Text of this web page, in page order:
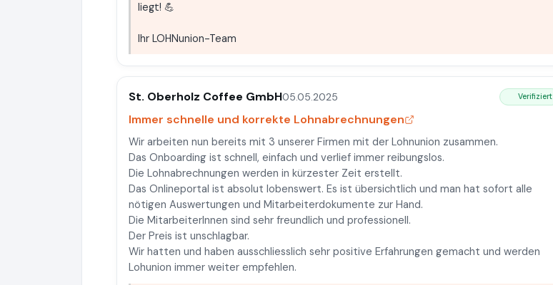
liegt! 💪
Ihr LOHNunion-Team
St. Oberholz Coffee GmbH05.05.2025 Verifiziert
Immer schnelle und korrekte Lohnabrechnungen
Wir arbeiten nun bereits mit 3 unserer Firmen mit der Lohnunion zusammen.
Das Onboarding ist schnell, einfach und verlief immer reibungslos.
Die Lohnabrechnungen werden in kürzester Zeit erstellt.
Das Onlineportal ist absolut lobenswert. Es ist übersichtlich und man hat sofort alle
nötigen Auswertungen und Mitarbeiterdokumente zur Hand.
Die MitarbeiterInnen sind sehr freundlich und professionell.
Der Preis ist unschlagbar.
Wir hatten und haben ausschliesslich sehr positive Erfahrungen gemacht und werden
Lohunion immer weiter empfehlen.